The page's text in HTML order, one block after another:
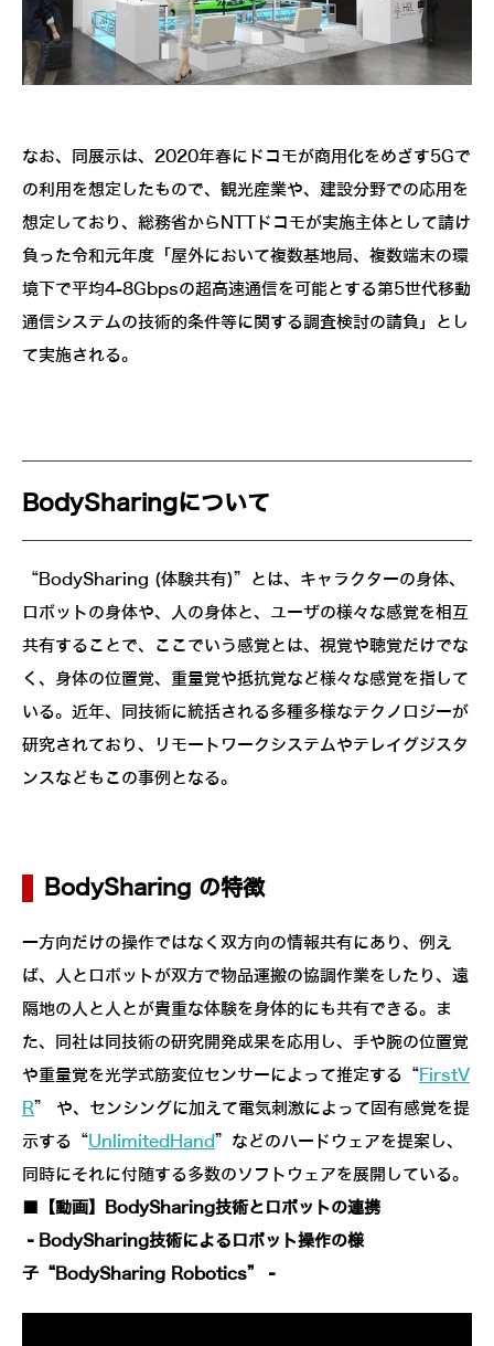
なお、同展示は、2020年春にドコモが商用化をめざす5Gで
の利用を想定したもので、観光産業や、建設分野での応用を
想定しており、総務省からNTTドコモが実施主体として請け
負った令和元年度「屋外において複数基地局、複数端末の環
境下で平均4-8Gbpsの超高速通信を可能とする第5世代移動
通信システムの技術的条件等に関する調査検討の請負」とし
て実施される。
BodySharingについて
“BodySharing (体験共有)”とは、キャラクターの身体、
ロボットの身体や、人の身体と、ユーザの様々な感覚を相互
共有することで、ここでいう感覚とは、視覚や聴覚だけでな
く、身体の位置覚、重量覚や抵抗覚など様々な感覚を指して
いる。近年、同技術に統括される多種多様なテクノロジーが
研究されており、リモートワークシステムやテレイグジスタ
ンスなどもこの事例となる。
BodySharing の特徴
一方向だけの操作ではなく双方向の情報共有にあり、例え
ば、人とロボットが双方で物品運搬の協調作業をしたり、遠
隔地の人と人とが貴重な体験を身体的にも共有できる。ま
た、同社は同技術の研究開発成果を応用し、手や腕の位置覚
や重量覚を光学式筋変位センサーによって推定する“FirstV
R” や、センシングに加えて電気刺激によって固有感覚を提
示する“UnlimitedHand”などのハードウェアを提案し、
同時にそれに付随する多数のソフトウェアを展開している。
■【動画】BodySharing技術とロボットの連携
‐BodySharing技術によるロボット操作の様
子“BodySharing Robotics”‐